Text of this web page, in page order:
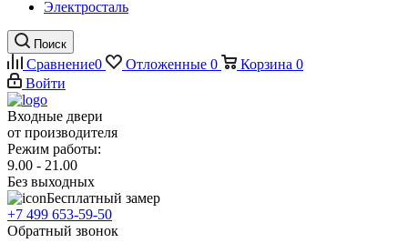
Электросталь
Поиск
Сравнение0 Отложенные 0 Корзина 0
Войти
Входные двери
от производителя
Режим работы:
9.00 - 21.00
Без выходных
Бесплатный замер
+7 499 653-59-50
Обратный звонок